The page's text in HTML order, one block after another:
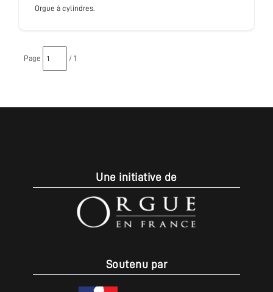
Orgue à cylindres.
Page / 1
Une initiative de
Soutenu par